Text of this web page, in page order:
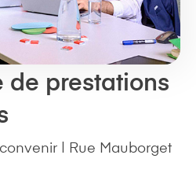
de prestations
| Rue Mauborget